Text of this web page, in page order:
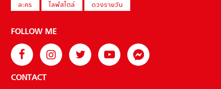
ละคร
ไลฟ์สไตล์ ดวงรายวัน
FOLLOW ME
CONTACT